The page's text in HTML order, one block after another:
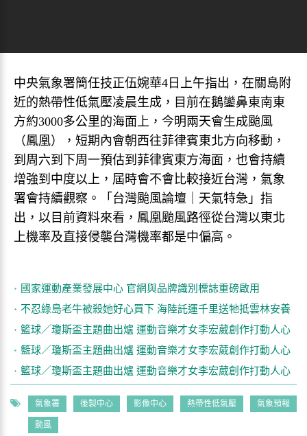
中央氣象署簡任技正伍婉華4日上午指出，在關島附
近的熱帶性低氣壓凌晨生成，目前在鵝鑾鼻東南東
方約3000多公里的海面上，今明兩天會生成颱風
（鳳凰），短期內會朝西往菲律賓東北方向移動，
到周六到下周一預估到菲律賓東方海面，也會持續
增強到中度以上，屆時會不會比較接近台灣，氣象
署會持續觀察。「台灣颱風論壇｜天氣特急」指
出，以目前資料來看，鳳凰颱風路徑從台灣以東北
上機率及直接侵襲台灣機率都是中偏高。
國家運動產業發展中心 官網與品牌識別標誌重磅啟用
不忍綠島老牛被殺她好心買下 海陸託運千里送牠抵雲林安養
籃球／瓊斯盃主題曲出爐 運動音樂才女李宏葳創作打動人心
籃球／瓊斯盃主題曲出爐 運動音樂才女李宏葳創作打動人心
籃球／瓊斯盃主題曲出爐 運動音樂才女李宏葳創作打動人心
氣象署 後製中心 影像中心 熱帶性低氣壓 氣象預報
颱風